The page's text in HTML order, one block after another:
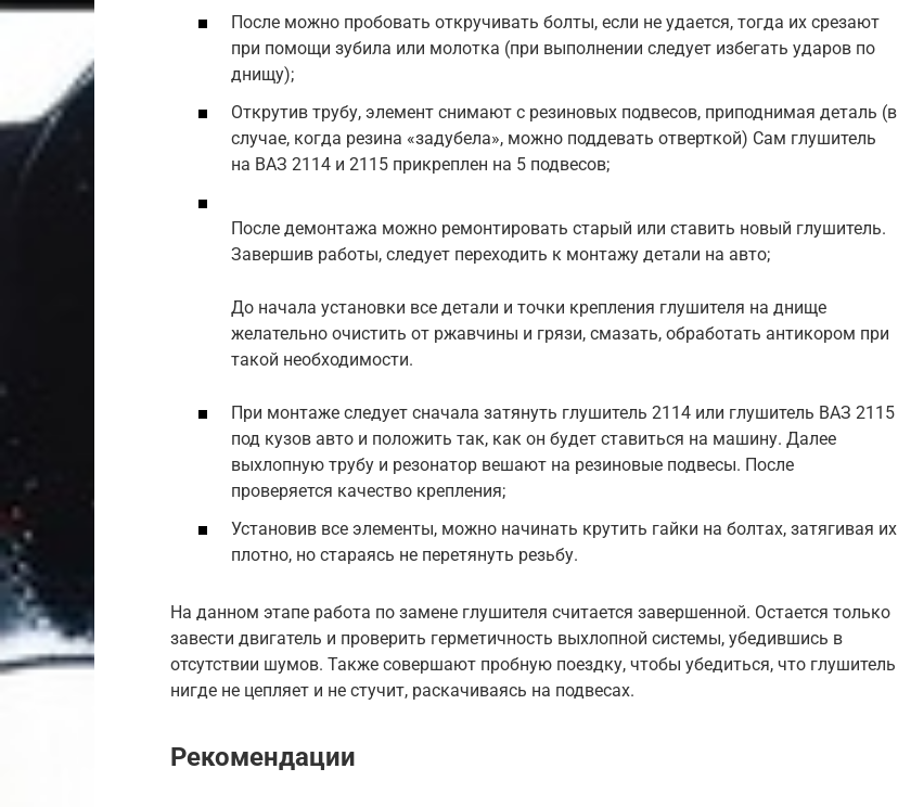
После можно пробовать откручивать болты, если не удается, тогда их срезают
при помощи зубила или молотка (при выполнении следует избегать ударов по
днищу);
Открутив трубу, элемент снимают с резиновых подвесов, приподнимая деталь (в
случае, когда резина «задубела», можно поддевать отверткой) Сам глушитель
на ВАЗ 2114 и 2115 прикреплен на 5 подвесов;
После демонтажа можно ремонтировать старый или ставить новый глушитель.
Завершив работы, следует переходить к монтажу детали на авто;
До начала установки все детали и точки крепления глушителя на днище
желательно очистить от ржавчины и грязи, смазать, обработать антикором при
такой необходимости.
При монтаже следует сначала затянуть глушитель 2114 или глушитель ВАЗ 2115
под кузов авто и положить так, как он будет ставиться на машину. Далее
выхлопную трубу и резонатор вешают на резиновые подвесы. После
проверяется качество крепления;
Установив все элементы, можно начинать крутить гайки на болтах, затягивая их
плотно, но стараясь не перетянуть резьбу.
На данном этапе работа по замене глушителя считается завершенной. Остается только
завести двигатель и проверить герметичность выхлопной системы, убедившись в
отсутствии шумов. Также совершают пробную поездку, чтобы убедиться, что глушитель
нигде не цепляет и не стучит, раскачиваясь на подвесах.
Рекомендации